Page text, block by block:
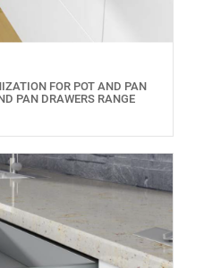
FOR POT AND PAN
PAN DRAWERS RANGE